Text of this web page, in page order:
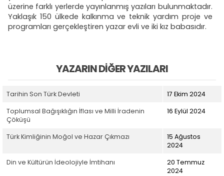
üzerine farklı yerlerde yayınlanmış yazıları bulunmaktadır.
Yaklaşık 150 ülkede kalkınma ve teknik yardım proje ve
programları gerçekleştiren yazar evli ve iki kız babasıdır.
YAZARIN DIĞER YAZILARI
Tarihin Son Türk Devleti
17 Ekim 2024
Toplumsal Bağışıklığın İflası ve Milli İradenin
Çöküşü
16 Eylül 2024
Türk Kimliğinin Moğol ve Hazar Çıkmazı
15 Ağustos
2024
Din ve Kültürün İdeolojiyle İmtihanı
20 Temmuz
2024